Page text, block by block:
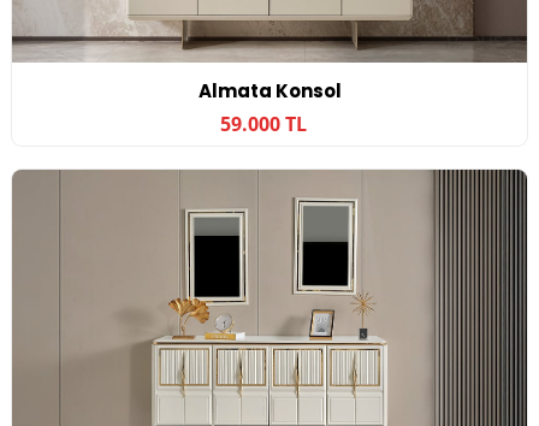
Almata Konsol
59.000 TL